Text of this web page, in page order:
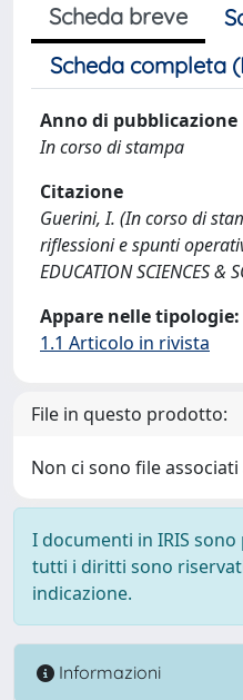
Scheda breve
Scheda completa
Anno di pubblicazione
In corso di stampa
Citazione
Guerini, I. (In corso di
riflessioni e spunti
EDUCATION SCIENCES &
Appare nelle tipologie:
1.1 Articolo in rivista
File in questo prodotto:
Non ci sono file
I documenti in IRIS
tutti i diritti sono
indicazione.
Informazioni